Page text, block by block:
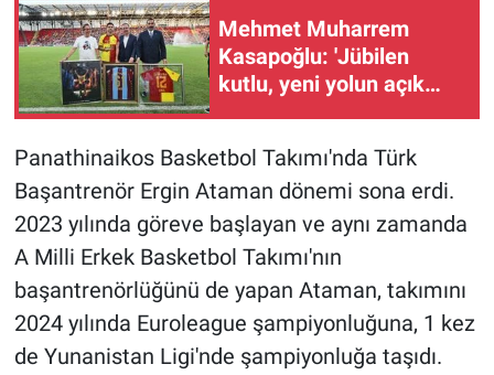
Mehmet Muharrem
Kasapoğlu: 'Jübilen
kutlu, yeni yolun açık
Panathinaikos Basketbol Takımı'nda Türk
Başantrenör Ergin Ataman dönemi sona erdi.
2023 yılında göreve başlayan ve aynı zamanda
A Milli Erkek Basketbol Takımı'nın
başantrenörlüğünü de yapan Ataman, takımını
2024 yılında Euroleague şampiyonluğuna, 1 kez
de Yunanistan Ligi'nde şampiyonluğa taşıdı.